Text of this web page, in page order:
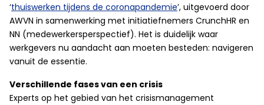
‘thuiswerken tijdens de coronapandemie’, uitgevoerd door
AWVN in samenwerking met initiatiefnemers CrunchHR en
NN (medewerkersperspectief). Het is duidelijk waar
werkgevers nu aandacht aan moeten besteden: navigeren
vanuit de essentie.
Verschillende fases van een crisis
Experts op het gebied van het crisismanagement